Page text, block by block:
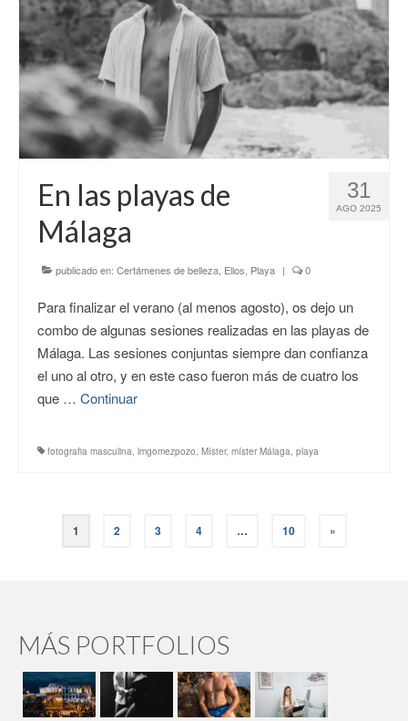
31
AGO 2025
En las playas de
Málaga
publicado en: Certámenes de belleza Ellos Playa | 0
Para finalizar el verano (al menos agosto), os dejo un
combo de algunas sesiones realizadas en las playas de
Málaga. Las sesiones conjuntas siempre dan confianza
el uno al otro, y en este caso fueron más de cuatro los
que … Continuar
fotografia masculina, lmgomezpozo, Míster, míster Málaga, playa
Paginación
1 2 3 4 … 10 »
MÁS PORTFOLIOS